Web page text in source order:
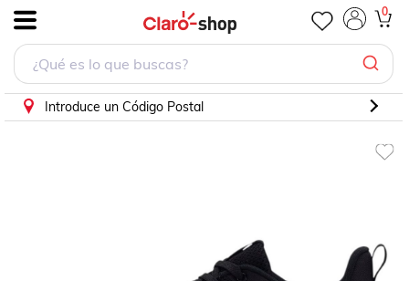
0
Introduce un Código Postal